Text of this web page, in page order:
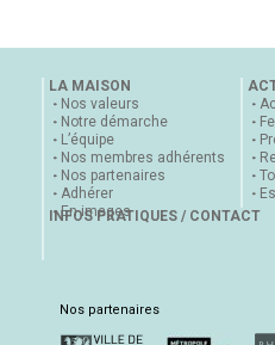
LA MAISON
Nos valeurs
Notre démarche
L’équipe
Nos membres adhérents
Nos partenaires
Adhérer
En images
INFOS PRATIQUES / CONTACT
Nos partenaires